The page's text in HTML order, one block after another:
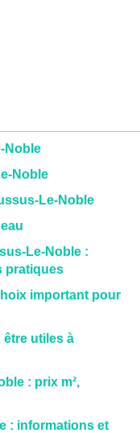
Noble
Noble
Le-Noble
Le-Noble :
pratiques
important pour
utiles à
: prix m²,
: informations et